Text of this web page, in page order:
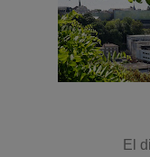
El diseño